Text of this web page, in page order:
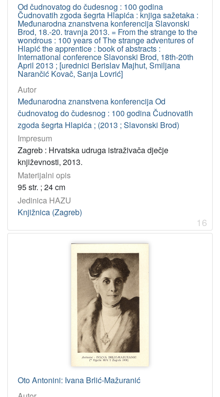
Od čudnovatog do čudesnog : 100 godina
Čudnovatih zgoda šegrta Hlapića : knjiga sažetaka :
Međunarodna znanstvena konferencija Slavonski
Brod, 18.-20. travnja 2013. = From the strange to the
wondrous : 100 years of The strange adventures of
Hlapić the apprentice : book of abstracts :
International conference Slavonski Brod, 18th-20th
April 2013 ; [urednici Berislav Majhut, Smiljana
Narančić Kovač, Sanja Lovrić]
Autor
Međunarodna znanstvena konferencija Od
čudnovatog do čudesnog : 100 godina Čudnovatih
zgoda šegrta Hlapića ; (2013 ; Slavonski Brod)
Impresum
Zagreb : Hrvatska udruga istraživača dječje
književnosti, 2013.
Materijalni opis
95 str. ; 24 cm
Jedinica HAZU
Knjižnica (Zagreb)
16
Oto Antonini: Ivana Brlić-Mažuranić